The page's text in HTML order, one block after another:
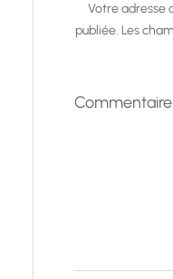
Votre adresse
publiée. Les
Commentaire